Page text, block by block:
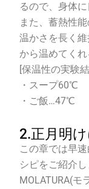
るので、身体
また、蓄熱性
温かさを長く
から温めてくれ
[保温性の実験
・スープ60℃
・ご飯…47℃
2.正月明
この章では早
シピをご紹介
MOLATURA(モ